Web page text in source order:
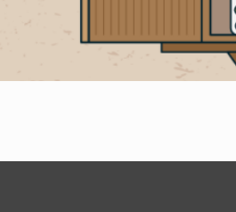
童年記憶，有得吃又有得玩的「柑仔店」